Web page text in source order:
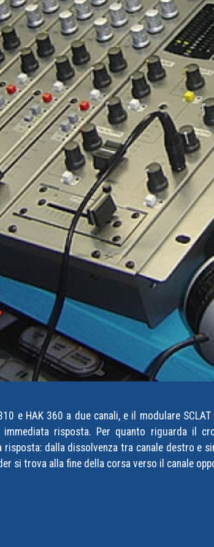
e HAK 360 a due canali, e il modulare
risposta. Per quanto riguarda il
risposta: dalla dissolvenza tra canale destro e
si trova alla fine della corsa verso il canale